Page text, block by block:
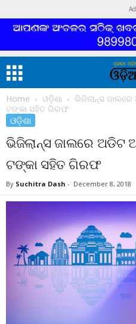
Home ଓଡ଼ିଶା
ଭିଜିଲାନ୍ସ
ଟଙ୍କା ସହିତ ଗିରଫ
ଓଡ଼ିଶା
ଭିଜିଲାନ୍ସ ଜାଲରେ ଅଡିଟ
ଟଙ୍କା ସହିତ ଗିରଫ
By Suchitra Dash - December 8, 2018